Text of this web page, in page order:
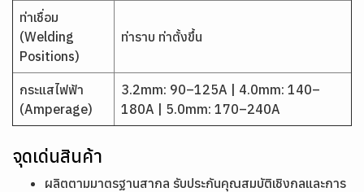
ท่าเชื่อม
(Welding
Positions)
ท่าราบ ท่าตั้งขึ้น
กระแสไฟฟ้า
(Amperage)
3.2mm: 90–125A | 4.0mm: 140–
180A | 5.0mm: 170–240A
จุดเด่นสินค้า
ผลิตตามมาตรฐานสากล รับประกันคุณสมบัติเชิงกลและการ